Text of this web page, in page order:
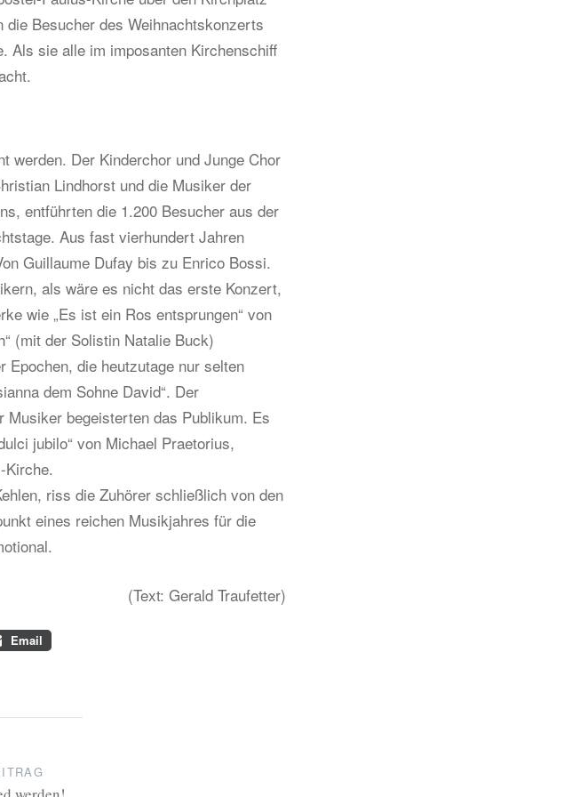
Besucher des Weihnachtskonzerts
Als sie alle im imposanten Kirchenschiff
werden. Der Kinderchor und Junge Chor
Lindhorst und die Musiker der
entführten die 1.200 Besucher aus der
Aus fast vierhundert Jahren
Guillaume Dufay bis zu Enrico Bossi.
als wäre es nicht das erste Konzert,
wie „Es ist ein Ros entsprungen“ von
(mit der Solistin Natalie Buck)
Epochen, die heutzutage nur selten
dem Sohne David“. Der
begeisterten das Publikum. Es
jubilo“ von Michael Praetorius,
Kirche.
riss die Zuhörer schließlich von den
eines reichen Musikjahres für die
(Text: Gerald Traufetter)
Email